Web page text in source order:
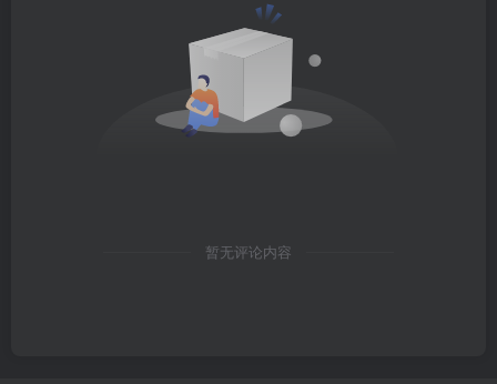
暂无评论内容